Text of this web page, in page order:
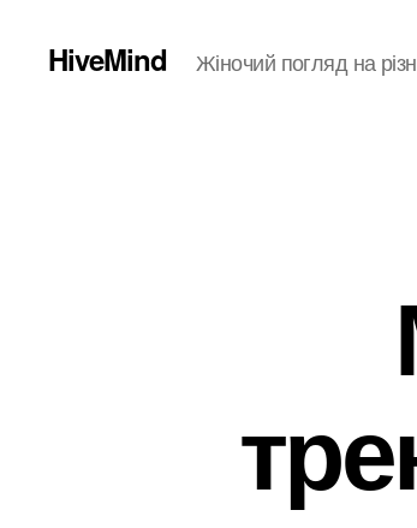
HiveMind Жіночий погляд на